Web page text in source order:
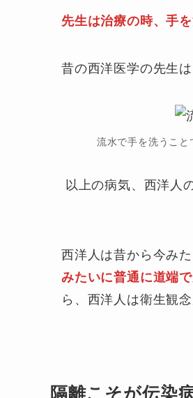
先生は治療の時、手を
昔の西洋医学の先生
流水で手を洗うこと
以上の病気、西洋人
西洋人は昔から今み
みたいに普通に道端
ら、西洋人は衛生観
隔離こそが伝染